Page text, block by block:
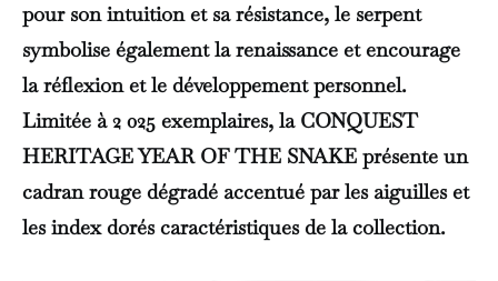
pour son intuition et sa résistance, le serpent
symbolise également la renaissance et encourage
la réflexion et le développement personnel.
Limitée à 2 025 exemplaires, la CONQUEST
HERITAGE YEAR OF THE SNAKE présente un
cadran rouge dégradé accentué par les aiguilles et
les index dorés caractéristiques de la collection.